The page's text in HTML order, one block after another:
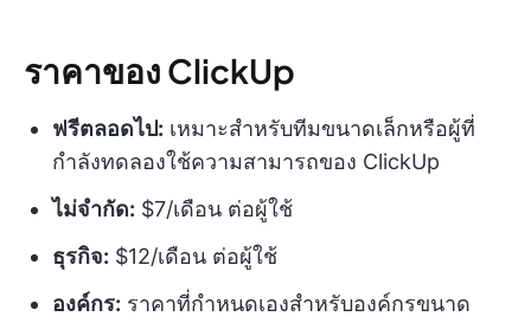
ราคาของ ClickUp
ฟรีตลอดไป: เหมาะสำหรับทีมขนาดเล็กหรือผู้ที่
กำลังทดลองใช้ความสามารถของ ClickUp
ไม่จำกัด: $7/เดือน ต่อผู้ใช้
ธุรกิจ: $12/เดือน ต่อผู้ใช้
องค์กร: ราคาที่กำหนดเองสำหรับองค์กรขนาด